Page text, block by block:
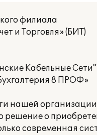
филиала
и Торговля» (БИТ)
Кабельные Сети"
8 ПРОФ»
нашей
о
современная